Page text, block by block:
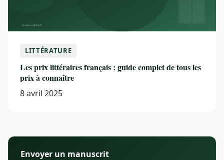
LITTÉRATURE
Les prix littéraires français : guide complet de tous les
prix à connaître
8 avril 2025
Envoyer un manuscrit